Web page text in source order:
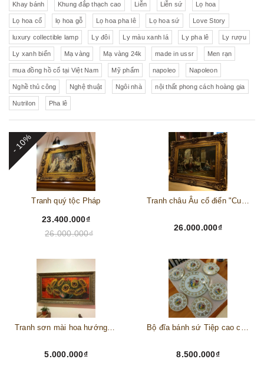
Khay bánh Khung đắp thạch cao Liễn Liễn sứ Lọ hoa
Lọ hoa cổ lọ hoa gỗ Lọ hoa pha lê Lọ hoa sứ Love Story
luxury collectible lamp Ly đôi Ly màu xanh lá Ly pha lê Ly rượu
Ly xanh biển Mạ vàng Mạ vàng 24k made in ussr Men rạn
mua đồng hồ cổ tại Việt Nam Mỹ phẩm napoleo Napoleon
Nghề thủ công Nghệ thuật Ngôi nhà nội thất phong cách hoàng gia
Nutrilon Pha lê
- 10%
Tranh quý tộc Pháp
23.400.000₫
26.000.000₫
Tranh châu Âu cổ điển "Cuộc sống lao động"
26.000.000₫
Tranh sơn mài hoa hướng dương châu Âu
5.000.000₫
Bộ đĩa bánh sứ Tiệp cao cấp – Biểu tượng tinh tế cho bàn tiệc thượng lưu
8.500.000₫